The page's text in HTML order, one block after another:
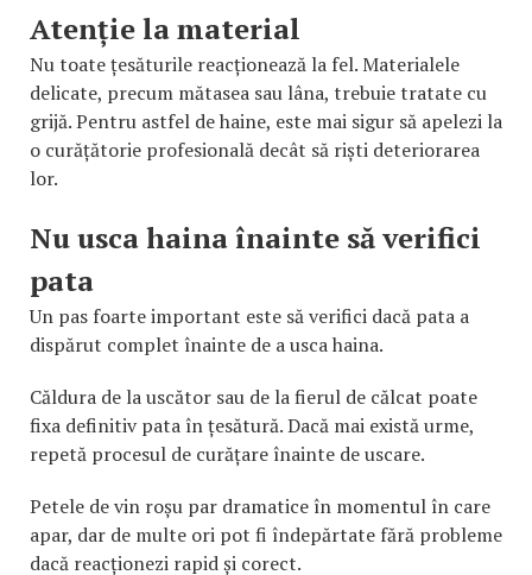
Atenție la material
Nu toate țesăturile reacționează la fel. Materialele
delicate, precum mătasea sau lâna, trebuie tratate cu
grijă. Pentru astfel de haine, este mai sigur să apelezi la
o curățătorie profesională decât să riști deteriorarea
lor.
Nu usca haina înainte să verifici
pata
Un pas foarte important este să verifici dacă pata a
dispărut complet înainte de a usca haina.
Căldura de la uscător sau de la fierul de călcat poate
fixa definitiv pata în țesătură. Dacă mai există urme,
repetă procesul de curățare înainte de uscare.
Petele de vin roșu par dramatice în momentul în care
apar, dar de multe ori pot fi îndepărtate fără probleme
dacă reacționezi rapid și corect.